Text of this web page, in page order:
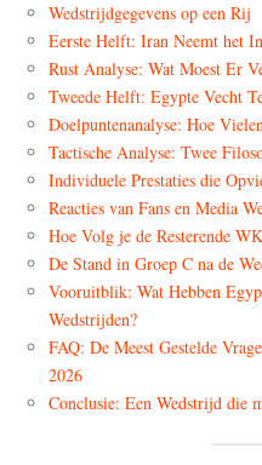
Wedstrijdgegevens op een Rij
Eerste Helft: Iran Neemt het
Rust Analyse: Wat Moest Er
Tweede Helft: Egypte Vecht
Doelpuntenanalyse: Hoe
Tactische Analyse: Twee
Individuele Prestaties die
Reacties van Fans en Media
Hoe Volg je de Resterende
De Stand in Groep C na de
Vooruitblik: Wat Hebben
Wedstrijden?
FAQ: De Meest Gestelde
2026
Conclusie: Een Wedstrijd die